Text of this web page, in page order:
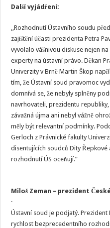
Další vyjádření:
,,Rozhodnutí Ústavního soudu
zajištění účasti prezidenta Petra
vyvolalo vášnivou diskuse nejen
experty na ústavní právo. Děkan
Univerzity v Brně Martin Škop
tím, že Ústavní soud pravomoc
domnívá se, že nebyly splněny
navrhovateli, prezidentu
závažná újma ani nebyl vážně
měly být relevantní podmínky.
Gerloch z Právnické fakulty
disentujících soudců Dity Řepkové
rozhodnutí ÚS oceňují.”
Miloš Zeman – prezident
·
Ústavní soud je podjatý. Prezident
rychlost bezprecedentního